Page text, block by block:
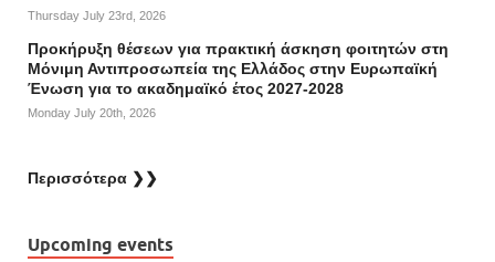
Thursday July 23rd, 2026
Προκήρυξη θέσεων για πρακτική άσκηση φοιτητών στη
Μόνιμη Αντιπροσωπεία της Ελλάδος στην Ευρωπαϊκή
Ένωση για το ακαδημαϊκό έτος 2027-2028
Monday July 20th, 2026
Περισσότερα ❯❯
Upcoming events